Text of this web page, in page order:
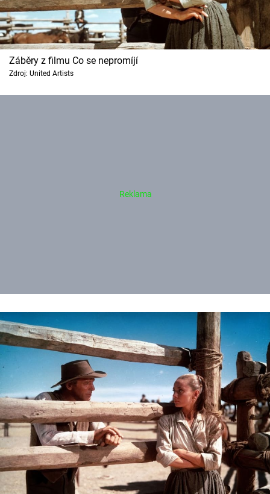
Záběry z filmu Co se nepromíjí
Zdroj: United Artists